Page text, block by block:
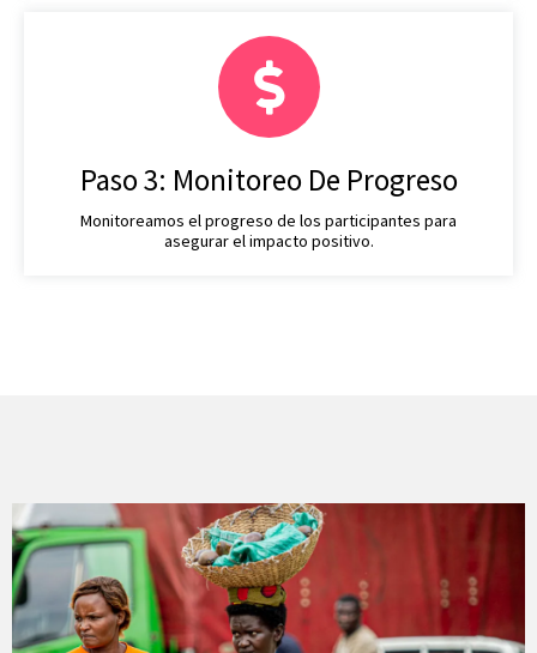
Paso 3: Monitoreo De Progreso
Monitoreamos el progreso de los participantes para
asegurar el impacto positivo.